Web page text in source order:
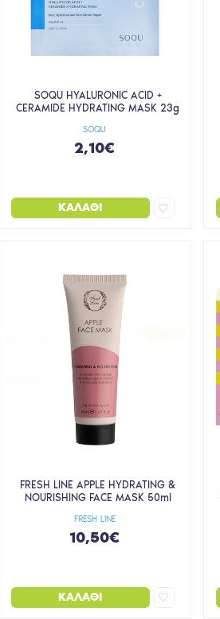
SOQU
SOQU HYALURONIC ACID +
CERAMIDE HYDRATING MASK 23g
2,10€
ΚΑΛΆΘΙ
FRESH LINE
FRESH LINE APPLE HYDRATING &
NOURISHING FACE MASK 50ml
10,50€
ΚΑΛΆΘΙ